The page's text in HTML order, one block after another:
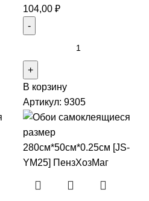
104,00 ₽
В корзину
Артикул: 9305